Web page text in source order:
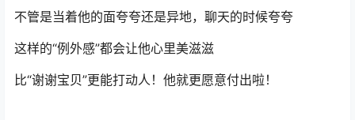
不管是当着他的面夸夸还是异地，聊天的时候夸夸
这样的“例外感”都会让他心里美滋滋
比“谢谢宝贝”更能打动人！他就更愿意付出啦！